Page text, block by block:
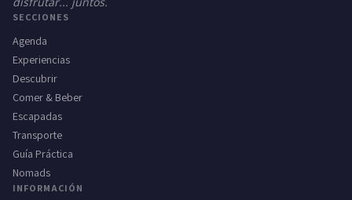
SECCIONES
Agenda
Experiencias
Descubrir
Comer & Beber
Escapadas
Transporte
Guía Práctica
Nomads
INFORMACIÓN